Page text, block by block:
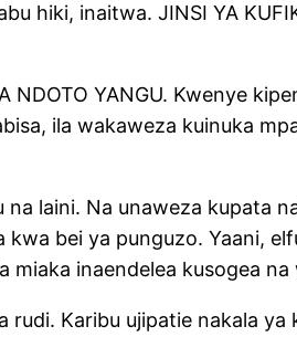
hiki, inaitwa. JINSI YA
NDOTO YANGU. Kwenye
ila wakaweza kuinuka
laini. Na unaweza kupata
bei ya punguzo. Yaani,
inaendelea kusogea
rudi. Karibu ujipatie nakala